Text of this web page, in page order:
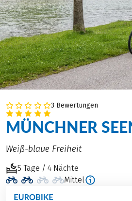
3 Bewertungen
MÜNCHNER
Weiß-blaue Freiheit
5 Tage / 4 Nächte
Mittel